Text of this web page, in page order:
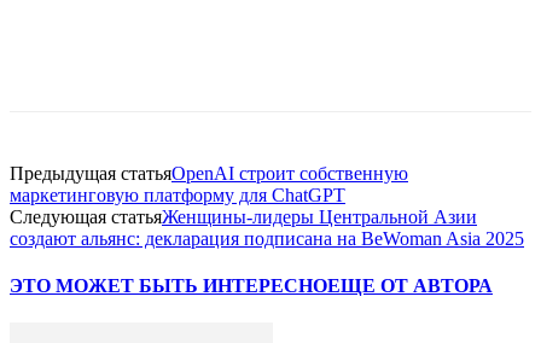
Предыдущая статьяOpenAI строит собственную
маркетинговую платформу для ChatGPT
Следующая статьяЖенщины-лидеры Центральной Азии
создают альянс: декларация подписана на BeWoman Asia 2025
ЭТО МОЖЕТ БЫТЬ ИНТЕРЕСНОЕЩЕ ОТ АВТОРА